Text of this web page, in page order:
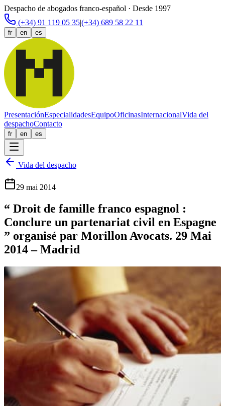
Despacho de abogados franco-español · Desde 1997
(+34) 91 119 05 35|(+34) 689 58 22 11
fr en es
PresentaciónEspecialidadesEquipoOficinasInternacionalVida del
despachoContacto
fr en es
Vida del despacho
29 mai 2014
“ Droit de famille franco espagnol :
Conclure un partenariat civil en Espagne
” organisé par Morillon Avocats. 29 Mai
2014 – Madrid